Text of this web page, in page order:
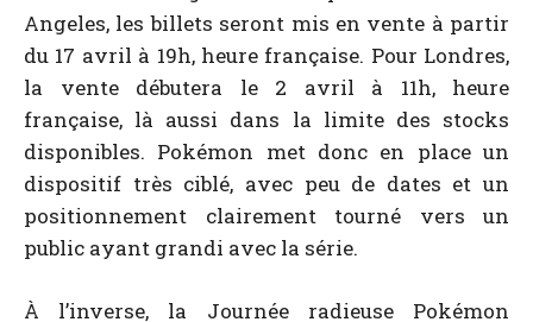
Angeles, les billets seront mis en vente à partir
du 17 avril à 19h, heure française. Pour Londres,
la vente débutera le 2 avril à 11h, heure
française, là aussi dans la limite des stocks
disponibles. Pokémon met donc en place un
dispositif très ciblé, avec peu de dates et un
positionnement clairement tourné vers un
public ayant grandi avec la série.
À l’inverse, la Journée radieuse Pokémon